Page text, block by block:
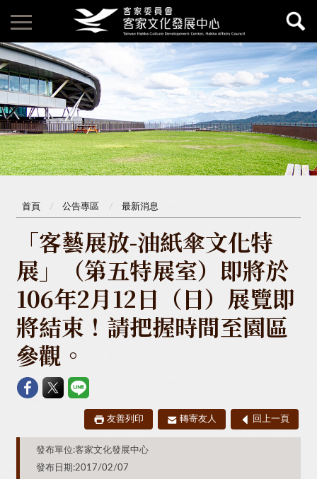
首頁 公告專區 最新消息
「客藝展放-油紙傘文化特
展」（第五特展室）即將於
106年2月12日（日）展覽即
將結束！請把握時間至園區
參觀。
友善列印 轉寄友人 回上一頁
發布單位:客家文化發展中心
發布日期:2017/02/07